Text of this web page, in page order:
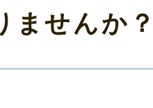
ませんか？